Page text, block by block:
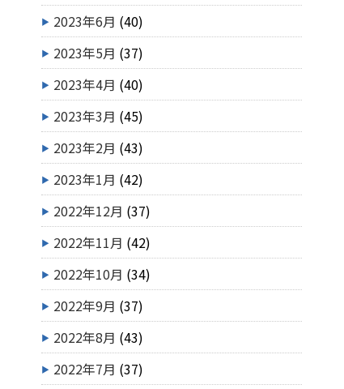
2023年6月 (40)
2023年5月 (37)
2023年4月 (40)
2023年3月 (45)
2023年2月 (43)
2023年1月 (42)
2022年12月 (37)
2022年11月 (42)
2022年10月 (34)
2022年9月 (37)
2022年8月 (43)
2022年7月 (37)